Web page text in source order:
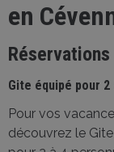
en
Réservations
Gite équipé pour
Pour vos
découvrez le